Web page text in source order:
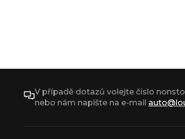
V případě dotazů volejte číslo
nebo nám napište na e-mail